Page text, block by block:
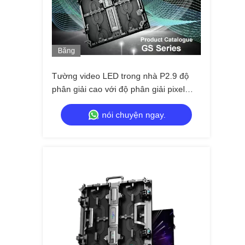
Băng
Tường video LED trong nhà P2.9 độ
phân giải cao với độ phân giải pixel
2,9mm Tốc độ làm mới 3840 Hz và độ
sáng 4500cd/m2nói chuyện ngay.